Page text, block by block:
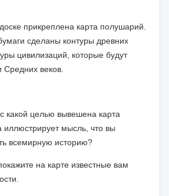
прикреплена карта полушарий.
сделаны контуры древних
ци­вилизаций, которые будут
Средних веков.
какой целью вывешена карта
иллюстрирует мысль, что вы
всемирную исто­рию?
на карте известные вам